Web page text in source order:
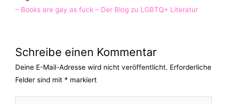
– Books are gay as fuck – Der Blog zu LGBTQ+ Literatur
Schreibe einen Kommentar
Deine E-Mail-Adresse wird nicht veröffentlicht. Erforderliche
Felder sind mit * markiert